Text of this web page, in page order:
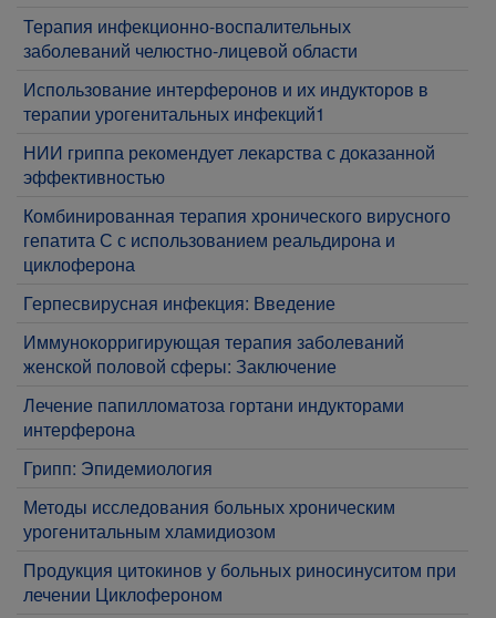
Терапия инфекционно-воспалительных
заболеваний челюстно-лицевой области
Использование интерферонов и их индукторов в
терапии урогенитальных инфекций1
НИИ гриппа рекомендует лекарства с доказанной
эффективностью
Комбинированная терапия хронического вирусного
гепатита С с использованием реальдирона и
циклоферона
Герпесвирусная инфекция: Введение
Иммунокорригирующая терапия заболеваний
женской половой сферы: Заключение
Лечение папилломатоза гортани индукторами
интерферона
Грипп: Эпидемиология
Методы исследования больных хроническим
урогенитальным хламидиозом
Продукция цитокинов у больных риносинуситом при
лечении Циклофероном